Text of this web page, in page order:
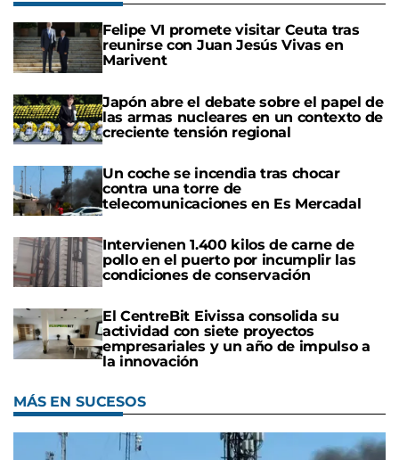
Felipe VI promete visitar Ceuta tras
reunirse con Juan Jesús Vivas en
Marivent
Japón abre el debate sobre el papel de
las armas nucleares en un contexto de
creciente tensión regional
Un coche se incendia tras chocar
contra una torre de
telecomunicaciones en Es Mercadal
Intervienen 1.400 kilos de carne de
pollo en el puerto por incumplir las
condiciones de conservación
El CentreBit Eivissa consolida su
actividad con siete proyectos
empresariales y un año de impulso a
la innovación
MÁS EN SUCESOS